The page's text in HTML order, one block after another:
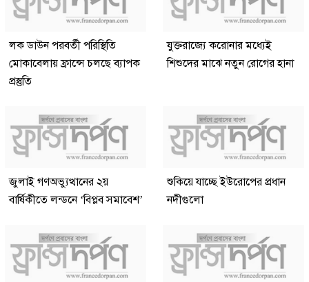
লক ডাউন পরবর্তী পরিস্থিতি
মোকাবেলায় ফ্রান্সে চলছে ব্যাপক
প্রস্তুতি
যুক্তরাজ্যে করোনার মধ্যেই
শিশুদের মাঝে নতুন রোগের হানা
জুলাই গণঅভ্যুত্থানের ২য়
বার্ষিকীতে লন্ডনে ‘বিপ্লব সমাবেশ’
শুকিয়ে যাচ্ছে ইউরোপের প্রধান
নদীগুলো